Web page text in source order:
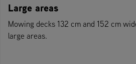
Large areas
Mowing decks 132 cm and 152 cm
large areas.